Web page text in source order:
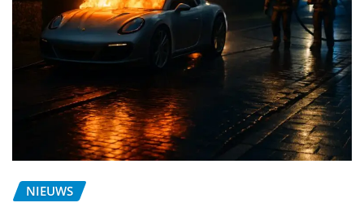
NIEUWS